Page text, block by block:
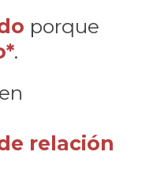
porque
.
relación